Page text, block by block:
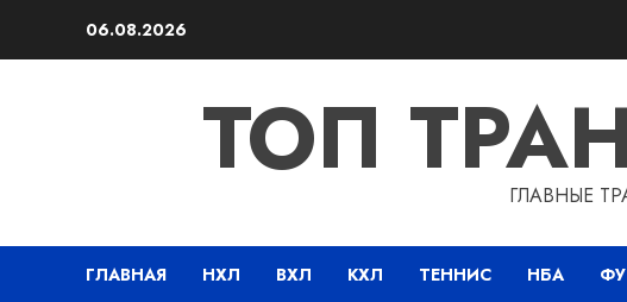
06.08.2026
ТОП ГЛАВНЫЕ
ГЛАВНАЯ НХЛ ВХЛ КХЛ ТЕННИС НБА